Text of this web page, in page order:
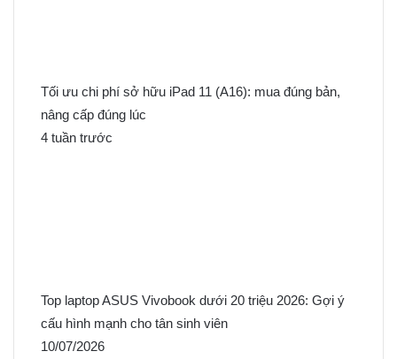
Tối ưu chi phí sở hữu iPad 11 (A16): mua đúng bản,
nâng cấp đúng lúc
4 tuần trước
Top laptop ASUS Vivobook dưới 20 triệu 2026: Gợi ý
cấu hình mạnh cho tân sinh viên
10/07/2026